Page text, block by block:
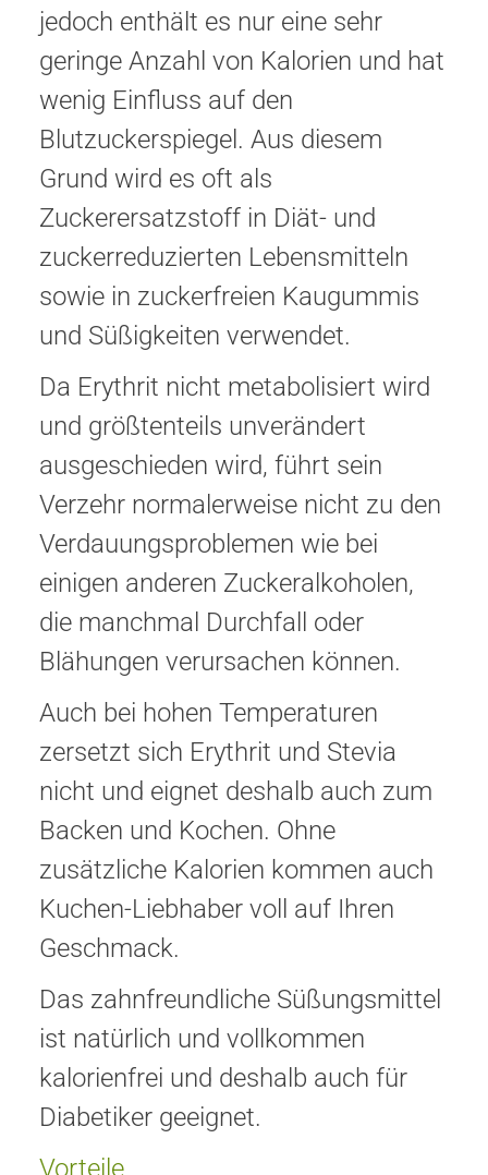
jedoch enthält es nur eine sehr
geringe Anzahl von Kalorien und hat
wenig Einfluss auf den
Blutzuckerspiegel. Aus diesem
Grund wird es oft als
Zuckerersatzstoff in Diät- und
zuckerreduzierten Lebensmitteln
sowie in zuckerfreien Kaugummis
und Süßigkeiten verwendet.
Da Erythrit nicht metabolisiert wird
und größtenteils unverändert
ausgeschieden wird, führt sein
Verzehr normalerweise nicht zu den
Verdauungsproblemen wie bei
einigen anderen Zuckeralkoholen,
die manchmal Durchfall oder
Blähungen verursachen können.
Auch bei hohen Temperaturen
zersetzt sich Erythrit und Stevia
nicht und eignet deshalb auch zum
Backen und Kochen. Ohne
zusätzliche Kalorien kommen auch
Kuchen-Liebhaber voll auf Ihren
Geschmack.
Das zahnfreundliche Süßungsmittel
ist natürlich und vollkommen
kalorienfrei und deshalb auch für
Diabetiker geeignet.